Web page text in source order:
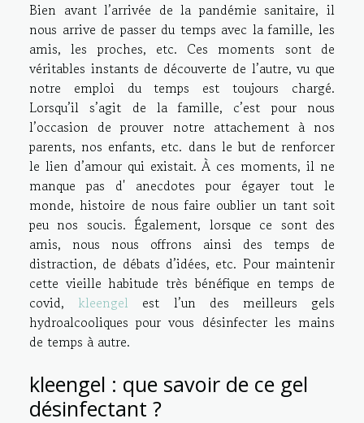
Bien avant l’arrivée de la pandémie sanitaire, il
nous arrive de passer du temps avec la famille, les
amis, les proches, etc. Ces moments sont de
véritables instants de découverte de l’autre, vu que
notre emploi du temps est toujours chargé.
Lorsqu’il s’agit de la famille, c’est pour nous
l’occasion de prouver notre attachement à nos
parents, nos enfants, etc. dans le but de renforcer
le lien d’amour qui existait. À ces moments, il ne
manque pas d' anecdotes pour égayer tout le
monde, histoire de nous faire oublier un tant soit
peu nos soucis. Également, lorsque ce sont des
amis, nous nous offrons ainsi des temps de
distraction, de débats d’idées, etc. Pour maintenir
cette vieille habitude très bénéfique en temps de
covid, kleengel est l’un des meilleurs gels
hydroalcooliques pour vous désinfecter les mains
de temps à autre.
kleengel : que savoir de ce gel
désinfectant ?